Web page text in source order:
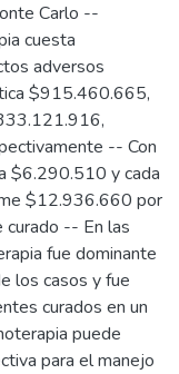
Carlo --
cuesta
adversos
$915.460.665,
-- Con
$6.290.510 y cada
$12.936.660 por
-- En las
fue dominante
los casos y fue
curados en un
puede
para el manejo